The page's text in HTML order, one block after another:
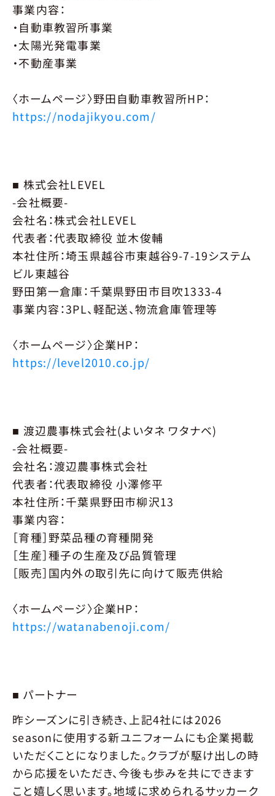
事業内容：
・自動車教習所事業
・太陽光発電事業
・不動産事業
〈ホームページ〉野田自動車教習所HP：
https://nodajikyou.com/
■ 株式会社LEVEL
-会社概要-
会社名：株式会社LEVEL
代表者：代表取締役 並木俊輔
本社住所：埼玉県越谷市東越谷9-7-19システム
ビル東越谷
野田第一倉庫：千葉県野田市目吹1333-4
事業内容：3PL、軽配送、物流倉庫管理等
〈ホームページ〉企業HP：
https://level2010.co.jp/
■ 渡辺農事株式会社(よいタネ ワタナベ)
-会社概要-
会社名：渡辺農事株式会社
代表者：代表取締役 小澤修平
本社住所：千葉県野田市柳沢13
事業内容：
［育種］野菜品種の育種開発
［生産］種子の生産及び品質管理
［販売］国内外の取引先に向けて販売供給
〈ホームページ〉企業HP：
https://watanabenoji.com/
■ パートナー
昨シーズンに引き続き、上記4社には2026
seasonに使用する新ユニフォームにも企業掲載
いただくことになりました。クラブが駆け出しの時
から応援をいただき、今後も歩みを共にできます
こと嬉しく思います。地域に求められるサッカーク